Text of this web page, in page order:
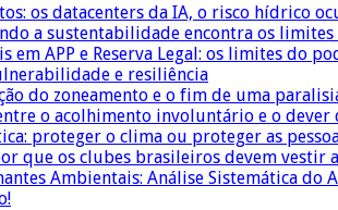
os datacenters da IA, o risco hídrico
a sustentabilidade encontra os
em APP e Reserva Legal: os limites do
e resiliência
do zoneamento e o fim de uma
o acolhimento involuntário e o
proteger o clima ou proteger as
que os clubes brasileiros devem vestir
Ambientais: Análise Sistemática do